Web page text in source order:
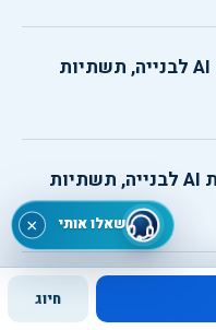
מה לומדים ומתרגלים בסדנת AI לבנייה, תשתיות
באילו כלים משתמשים בסדנת AI לבנייה, תשתיות
אילו תוצרים מקבלים בסיום סדנת AI לבנייה, תשתיות
חיוג
שאלו אותי ×